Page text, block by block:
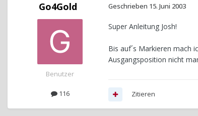
Go4Gold
Benutzer
116
Geschrieben 15. Juni 2003
Super Anleitung Josh!
Bis auf´s Markieren mach
Ausgangsposition nicht
Zitieren